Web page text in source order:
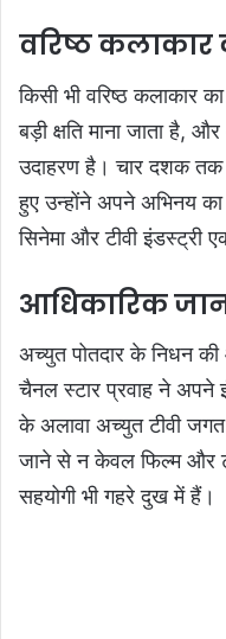
वरिष्ठ
किसी भी वरिष्ठ कलाकार
बड़ी क्षति माना जाता है,
उदाहरण है। चार दशक तक
हुए उन्होंने अपने अभिनय
सिनेमा और टीवी इंडस्ट्री
आधिकारिक
अच्युत पोतदार के निधन की
चैनल स्टार प्रवाह ने अपने
के अलावा अच्युत टीवी
जाने से न केवल फिल्म और
सहयोगी भी गहरे दुख में हैं।